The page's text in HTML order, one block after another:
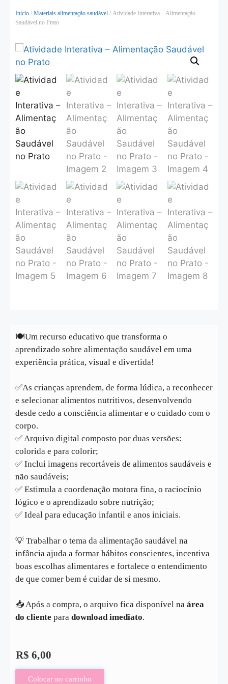
Início / Materiais alimentação saudável / Atividade Interativa – Alimentação
Saudável no Prato
🍽Um recurso educativo que transforma o
aprendizado sobre alimentação saudável em uma
experiência prática, visual e divertida!
✅️As crianças aprendem, de forma lúdica, a reconhecer
e selecionar alimentos nutritivos, desenvolvendo
desde cedo a consciência alimentar e o cuidado com o
corpo.
✅ Arquivo digital composto por duas versões:
colorida e para colorir;
✅ Inclui imagens recortáveis de alimentos saudáveis e
não saudáveis;
✅ Estimula a coordenação motora fina, o raciocínio
lógico e o aprendizado sobre nutrição;
✅ Ideal para educação infantil e anos iniciais.
💡 Trabalhar o tema da alimentação saudável na
infância ajuda a formar hábitos conscientes, incentiva
boas escolhas alimentares e fortalece o entendimento
de que comer bem é cuidar de si mesmo.
📥 Após a compra, o arquivo fica disponível na área
do cliente para download imediato.
R$ 6,00
Colocar no carrinho